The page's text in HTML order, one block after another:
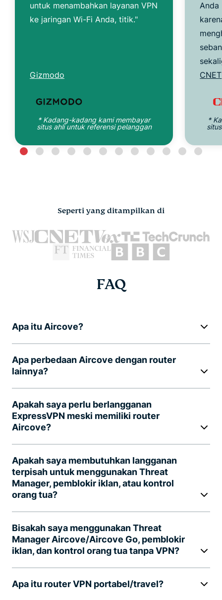
untuk menambahkan layanan VPN
ke jaringan Wi-Fi Anda, titik."
Gizmodo
* Kadang-kadang kami membayar
situs ahli untuk referensi pelanggan
Anda
CNET
*
Seperti yang ditampilkan di
FAQ
Apa itu Aircove?
Apa perbedaan Aircove dengan router
lainnya?
Apakah saya perlu berlangganan
ExpressVPN meski memiliki router
Aircove?
Apakah saya membutuhkan langganan
terpisah untuk menggunakan Threat
Manager, pemblokir iklan, atau kontrol
orang tua?
Bisakah saya menggunakan Threat
Manager Aircove/Aircove Go, pemblokir
iklan, dan kontrol orang tua tanpa VPN?
Apa itu router VPN portabel/travel?